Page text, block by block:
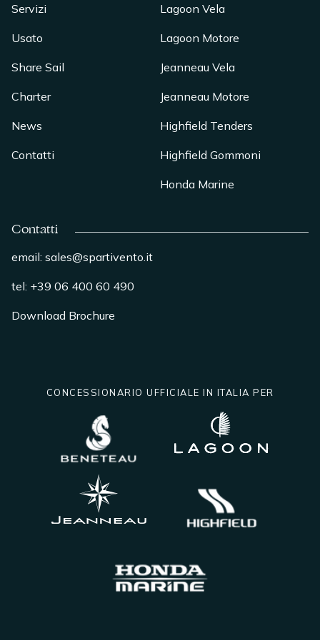
Servizi
Usato
Share Sail
Charter
News
Contatti
Lagoon Vela
Lagoon Motore
Jeanneau Vela
Jeanneau Motore
Highfield Tenders
Highfield Gommoni
Honda Marine
Contatti
email: sales@spartivento.it
tel: +39 06 400 60 490
Download Brochure
CONCESSIONARIO UFFICIALE IN ITALIA PER